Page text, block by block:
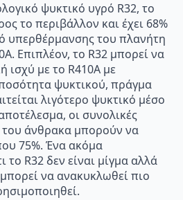
ψυκτικό υγρό R32, το
το περιβάλλον και έχει 68%
υπερθέρμανσης του πλανήτη
Επιπλέον, το R32 μπορεί να
ισχύ με το R410A με
ψυκτικού, πράγμα
λιγότερο ψυκτικό μέσο
οι συνολικές
του άνθρακα μπορούν να
75%. Ένα ακόμα
το R32 δεν είναι μίγμα αλλά
να ανακυκλωθεί πιο